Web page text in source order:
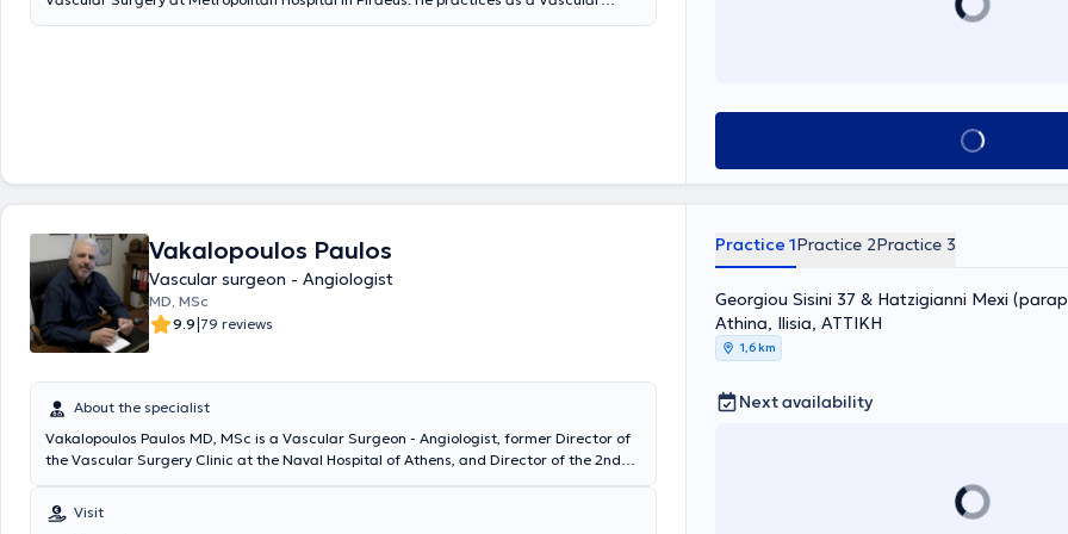
Director of the Vascular Surgery Clinic at the same hospital. He provides reliable
treatments for vascular problems in a fully equipped clinic with highly trained staff. His
aim is the detailed diagnosis and management of all forms of venous disease, always
relying on evidence-based treatment methods, applying state-of-the-art techniques
to make treatment simpler, painless, and safer.
Book appointment
Vakalopoulos Paulos
Vascular surgeon - Angiologist
MD, MSc
9.9|79 reviews
About the specialist
Vakalopoulos Paulos MD, MSc is a Vascular Surgeon - Angiologist, former Director of
the Vascular Surgery Clinic at the Naval Hospital of Athens, and Director of the 2nd
Military Medicine (SSAS), which trains Medical Officers of the Armed Forces who
simultaneously attend the Medical School of Aristotle University of Thessaloniki. This
Visit
Practice 1Practice 2Practice 3
Georgiou Sisini 37 & Hatzigianni Mexi
Athina, Ilisia, ΑΤΤΙΚΗ
1,6 km
Next availability